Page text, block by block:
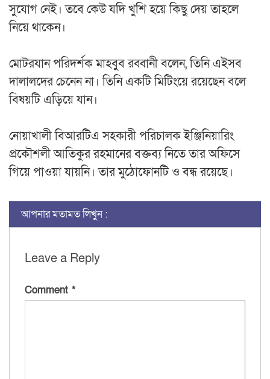
সুযোগ নেই। তবে কেউ যদি খুশি হয়ে কিছু দেয় তাহলে
নিয়ে থাকেন।
মোটরযান পরিদর্শক মাহবুব রব্বানী বলেন, তিনি এইসব
দালালদের চেনেন না। তিনি একটি মিটিংয়ে রয়েছেন বলে
বিষয়টি এড়িয়ে যান।
নোয়াখালী বিআরটিএ সহকারী পরিচালক ইঞ্জিনিয়ারিং
প্রকৌশলী আতিকুর রহমানের বক্তব্য নিতে তার অফিসে
গিয়ে পাওয়া যায়নি। তার মুঠোফোনটি ও বন্ধ রয়েছে।
আপনার মতামত লিখুন :
Leave a Reply
Comment *